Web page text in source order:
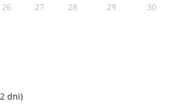
26 27 28 29 30
dni)